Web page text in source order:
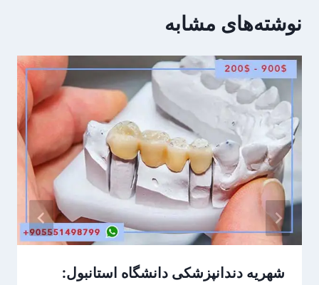
نوشته‌های مشابه
شهریه دندانپزشکی دانشگاه استانبول: